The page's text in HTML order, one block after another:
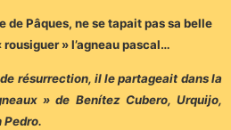
de Pâques, ne se tapait pas sa belle
» l’agneau pascal…
résurrection, il le partageait dans la
» de Benítez Cubero, Urquijo,
Pedro.